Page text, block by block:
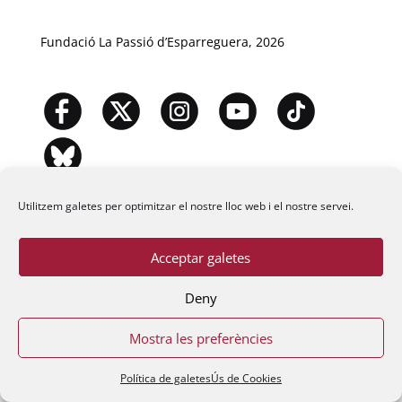
Utilitzem galetes per optimitzar el nostre lloc web i el nostre servei.
Acceptar galetes
Deny
Mostra les preferències
Política de galetesÚs de Cookies
Fundació La Passió d’Esparreguera, 2026